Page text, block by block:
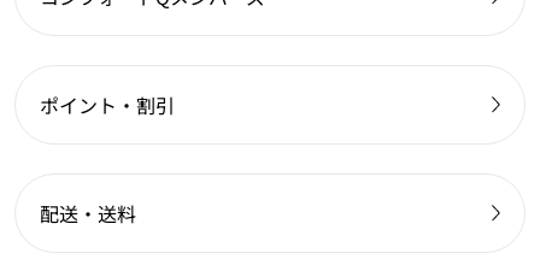
ポイント・割引
配送・送料